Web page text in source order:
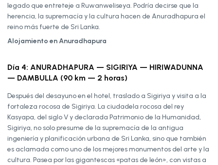
legado que entreteje a Ruwanweliseya. Podría decirse que la
herencia, la supremacía y la cultura hacen de Anuradhapura el
reino más fuerte de Sri Lanka.
Alojamiento en Anuradhapura
Día 4: ANURADHAPURA — SIGIRIYA — HIRIWADUNNA
— DAMBULLA (90 km — 2 horas)
Después del desayuno en el hotel, traslado a Sigiriya y visita a la
fortaleza rocosa de Sigiriya. La ciudadela rocosa del rey
Kasyapa, del siglo V y declarada Patrimonio de la Humanidad,
Sigiriya, no solo presume de la supremacía de la antigua
ingeniería y planificación urbana de Sri Lanka, sino que también
es aclamada como uno de los mejores monumentos del arte y la
cultura. Pasea por las gigantescas «patas de león», con vistas a